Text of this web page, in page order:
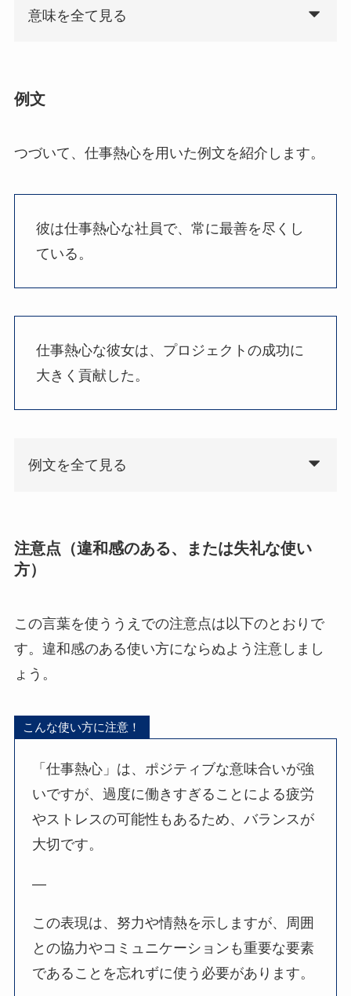
意味を全て見る
例文
つづいて、仕事熱心を用いた例文を紹介します。
彼は仕事熱心な社員で、常に最善を尽くし
ている。
仕事熱心な彼女は、プロジェクトの成功に
大きく貢献した。
例文を全て見る
注意点（違和感のある、または失礼な使い
方）
この言葉を使ううえでの注意点は以下のとおりで
す。違和感のある使い方にならぬよう注意しまし
ょう。
こんな使い方に注意！
「仕事熱心」は、ポジティブな意味合いが強
いですが、過度に働きすぎることによる疲労
やストレスの可能性もあるため、バランスが
大切です。
—
この表現は、努力や情熱を示しますが、周囲
との協力やコミュニケーションも重要な要素
であることを忘れずに使う必要があります。